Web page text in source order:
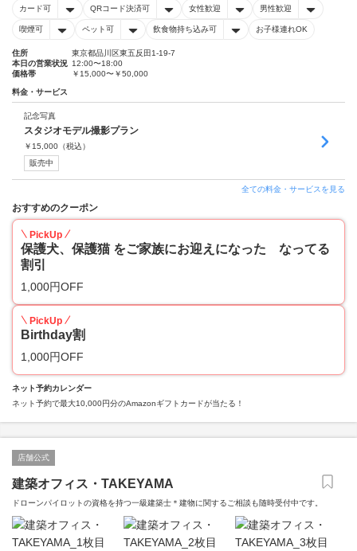
カード可 QRコード決済可 女性歓迎 男性歓迎
喫煙可 ペット可 飲食物持ち込み可 お子様連れOK
住所
東京都品川区東五反田1-19-7
本日の営業状況 12:00〜18:00
価格帯
￥15,000〜￥50,000
料金・サービス
記念写真
スタジオモデル撮影プラン
￥ 15,000 （税込）
販売中
全ての料金・サービスを見る
おすすめのクーポン
PickUp
保護犬、保護猫 をご家族にお迎えになった なってる
割引
1,000円OFF
PickUp
Birthday割
1,000円OFF
ネット予約カレンダー
ネット予約で最大10,000円分のAmazonギフトカードが当たる！
店舗公式
建築オフィス・TAKEYAMA
ドローンパイロットの資格を持つ一級建築士＊建物に関するご相談も随時受付中です。